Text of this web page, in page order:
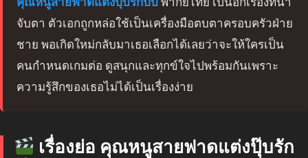
จับตา ตัวเอกถูกหล่อใช้เป็นเครื่องมือตบตาครอบครัวฝ่าย
ชาย พอเกิดใหม่กลับมาเธอเลือกได้เลยว่าจะให้ใครเป็น
คนกำหนดเกมต่อ ดูสนุกและทุกข์ใจไปพร้อมกันเพราะ
ความรู้สึกของเธอไม่ได้เป็นเรื่องง่าย
เรื่องย่อ คุณหนูสายฟาดแต่งปุ๊บรัก